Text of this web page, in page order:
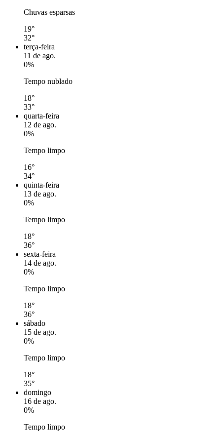
Chuvas esparsas
19°
32°
terça-feira
11 de ago.
0%
Tempo nublado
18°
33°
quarta-feira
12 de ago.
0%
Tempo limpo
16°
34°
quinta-feira
13 de ago.
0%
Tempo limpo
18°
36°
sexta-feira
14 de ago.
0%
Tempo limpo
18°
36°
sábado
15 de ago.
0%
Tempo limpo
18°
35°
domingo
16 de ago.
0%
Tempo limpo